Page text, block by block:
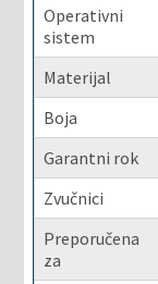
Operativni
sistem
Materijal
Boja
Garantni rok
Zvučnici
Preporučena
za